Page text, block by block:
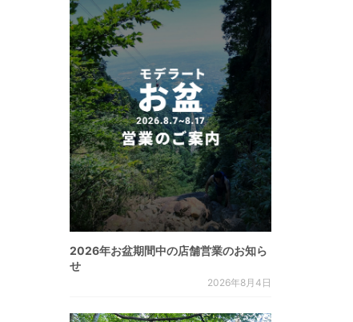
2026年お盆期間中の店舗営業のお知ら
せ
2026年8月4日